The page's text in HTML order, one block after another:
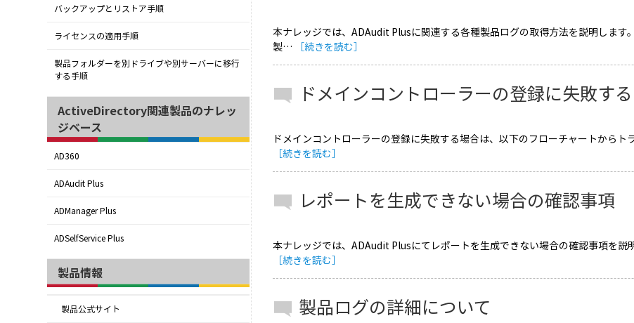
バックアップとリストア手順
ライセンスの適用手順
製品フォルダーを別ドライブや別サーバーに移行
する手順
ActiveDirectory関連製品のナレッ
ジベース
AD360
ADAudit Plus
ADManager Plus
ADSelfService Plus
製品情報
製品公式サイト
本ナレッジでは、ADAudit Plusに関連する各種製品ログの取得方法を説明しま
製…
［続きを読む］
ドメインコントローラーの登録に失敗する
ドメインコントローラーの登録に失敗する場合は、以下のフローチャートか
［続きを読む］
レポートを生成できない場合の確認事項
本ナレッジでは、ADAudit Plusにてレポートを生成できない場合の確認事項を
［続きを読む］
製品ログの詳細について